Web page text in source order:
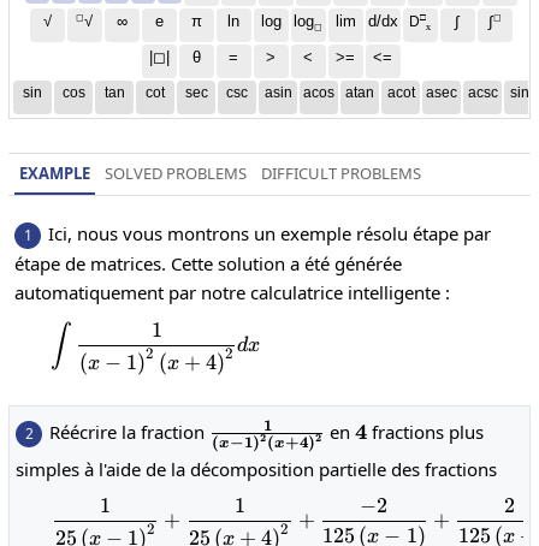
√ ◻√ ∞ e π ln log log◻ lim d/dx D□
x
∫ ∫◻
|◻| θ = > < >= <=
sin cos tan cot sec csc asin acos atan acot asec acsc sinh
EXAMPLE SOLVED PROBLEMS DIFFICULT PROBLEMS
1
Ici, nous vous montrons un exemple résolu étape par
étape de matrices. Cette solution a été générée
automatiquement par notre calculatrice intelligente :
\int\frac{1}{\left(x-
∫ (x − 1)2 (x + 4)2
1
dx
2 Réécrire la fraction \frac{1}{\left(x-
1\right)^2\left(x+4\right)^2}
(x−1)2(x+4)2
1 en4
4 fractions plus
simples à l'aide de la décomposition partielle des fractions
\frac{1}{25\left(x-
25 (x − 1)2
1
+
25 (x + 4)2
1
+
125 (x − 1)
−2
+
125 (x +
2